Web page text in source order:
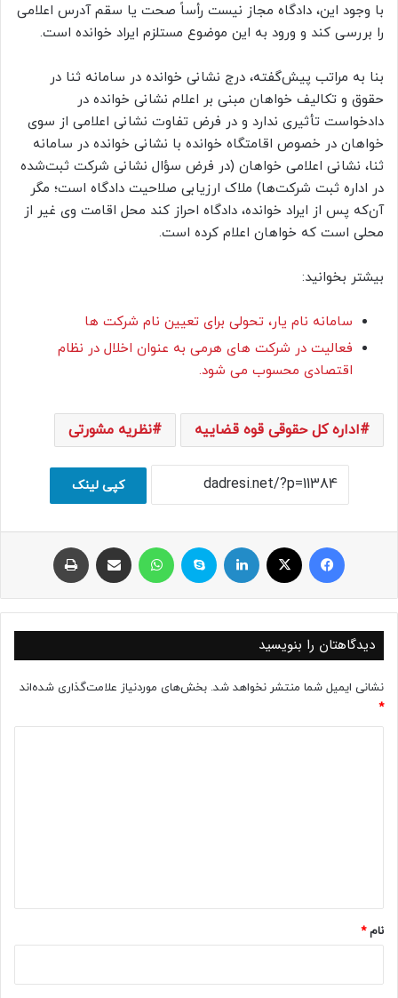
با وجود این، دادگاه مجاز نیست رأساً صحت یا سقم آدرس اعلامی
را بررسی کند و ورود به این موضوع مستلزم ایراد خوانده است.
بنا به مراتب پیش‌گفته، درج نشانی خوانده در سامانه ثنا در
حقوق و تکالیف خواهان مبنی بر اعلام نشانی خوانده در
دادخواست تأثیری ندارد و در فرض تفاوت نشانی اعلامی از سوی
خواهان در خصوص اقامتگاه خوانده با نشانی خوانده در سامانه
ثنا، نشانی اعلامی خواهان (در فرض سؤال نشانی شرکت ثبت‌شده
در اداره ثبت شرکت‌ها) ملاک ارزیابی صلاحیت دادگاه است؛ مگر
آن‌که پس از ایراد خوانده، دادگاه احراز کند محل اقامت وی غیر از
محلی است که خواهان اعلام کرده است.
بیشتر بخوانید:
سامانه نام یار، تحولی برای تعیین نام شرکت ها
فعالیت در شرکت های هرمی به عنوان اخلال در نظام
اقتصادی محسوب می شود.
اداره کل حقوقی قوه قضاییه نظریه مشورتی
کپی لینک
فیسبوک ایکس لینکداین اسکایپ واتس آپ اشتراک با ایمیل
دیدگاهتان را بنویسید
نشانی ایمیل شما منتشر نخواهد شد. بخش‌های موردنیاز علامت‌گذاری شده‌اند
*
نام*